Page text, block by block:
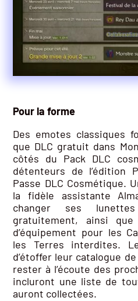
Pour la forme
Des emotes classiques
que DLC gratuit dans
côtés du Pack DLC
détenteurs de l’édition
Passe DLC Cosmétique.
la fidèle assistante
changer ses
gratuitement, ainsi
d’équipement pour les
les Terres interdites.
d’étoffer leur catalogue
rester à l’écoute des
incluront une liste de
auront collectées.